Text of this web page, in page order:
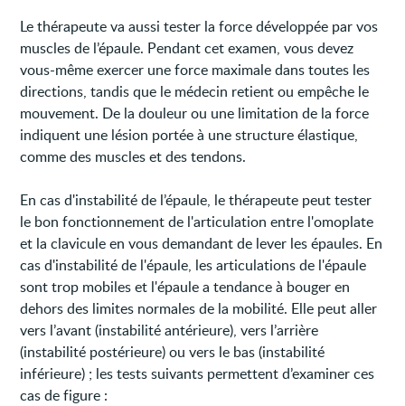
Le thérapeute va aussi tester la force développée par vos
muscles de l’épaule. Pendant cet examen, vous devez
vous-même exercer une force maximale dans toutes les
directions, tandis que le médecin retient ou empêche le
mouvement. De la douleur ou une limitation de la force
indiquent une lésion portée à une structure élastique,
comme des muscles et des tendons.
En cas d'instabilité de l’épaule, le thérapeute peut tester
le bon fonctionnement de l'articulation entre l'omoplate
et la clavicule en vous demandant de lever les épaules. En
cas d'instabilité de l'épaule, les articulations de l'épaule
sont trop mobiles et l'épaule a tendance à bouger en
dehors des limites normales de la mobilité. Elle peut aller
vers l’avant (instabilité antérieure), vers l’arrière
(instabilité postérieure) ou vers le bas (instabilité
inférieure) ; les tests suivants permettent d’examiner ces
cas de figure :